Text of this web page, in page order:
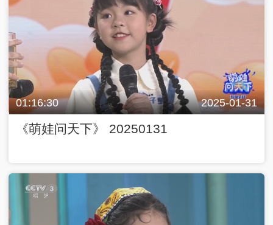
01:16:30 2025-01-31
《萌娃问天下》 20250131